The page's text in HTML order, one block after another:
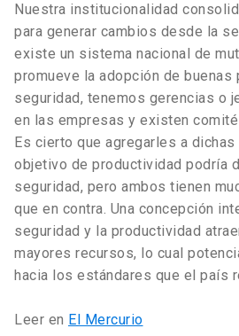
Nuestra institucionalidad
para generar cambios desde la
existe un sistema nacional de
promueve la adopción de
seguridad, tenemos gerencias o
en las empresas y existen
Es cierto que agregarles a
objetivo de productividad podría
seguridad, pero ambos tienen
que en contra. Una concepción
seguridad y la productividad
mayores recursos, lo cual
hacia los estándares que el país
Leer en El Mercurio